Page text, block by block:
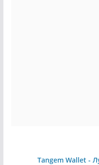
Tangem Wallet -